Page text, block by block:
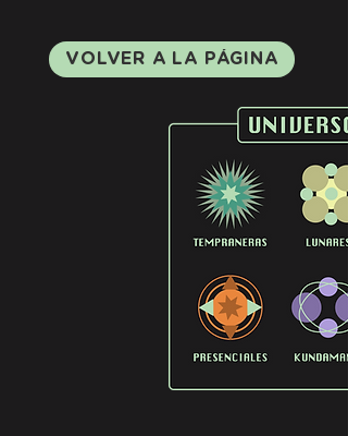
VOLVER A LA PÁGINA